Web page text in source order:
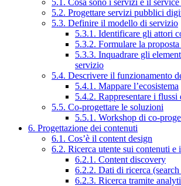
5.1. Cosa sono i servizi e il service
5.2. Progettare servizi pubblici
5.3. Definire il modello di servizio
5.3.1. Identificare gli attori
5.3.2. Formulare la
5.3.3. Inquadrare gli
servizio
5.4. Descrivere il funzionamento
5.4.1. Mappare l’ecosistema
5.4.2. Rappresentare i
5.5. Co-progettare le soluzioni
5.5.1. Workshop di co-
6. Progettazione dei contenuti
6.1. Cos’è il content design
6.2. Ricerca utente sui contenuti e
6.2.1. Content discovery
6.2.2. Dati di ricerca
6.2.3. Ricerca tramite